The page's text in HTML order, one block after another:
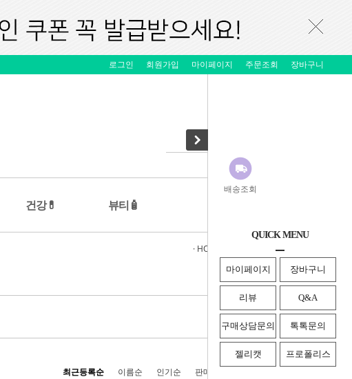
배송조회
QUICK MENU
마이페이지 장바구니
리뷰 Q&A
구매상담문의 톡톡문의
젤리캣 프로폴리스
로그인 회원가입 마이페이지 주문조회 장바구니
건강💊 뷰티🧴
· HOME 어린이 건강👶
최근등록순 이름순 인기순 판매순